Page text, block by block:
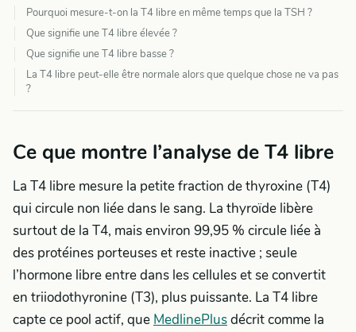
Pourquoi mesure-t-on la T4 libre en même temps que la TSH ?
Que signifie une T4 libre élevée ?
Que signifie une T4 libre basse ?
La T4 libre peut-elle être normale alors que quelque chose ne va pas
?
Ce que montre l’analyse de T4 libre
La T4 libre mesure la petite fraction de thyroxine (T4)
qui circule non liée dans le sang. La thyroïde libère
surtout de la T4, mais environ 99,95 % circule liée à
des protéines porteuses et reste inactive ; seule
l’hormone libre entre dans les cellules et se convertit
en triiodothyronine (T3), plus puissante. La T4 libre
capte ce pool actif, que MedlinePlusdécrit comme la